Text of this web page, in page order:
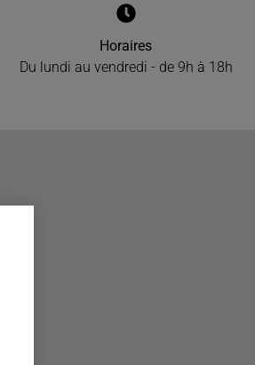
Horaires
Du lundi au vendredi - de 9h à 18h